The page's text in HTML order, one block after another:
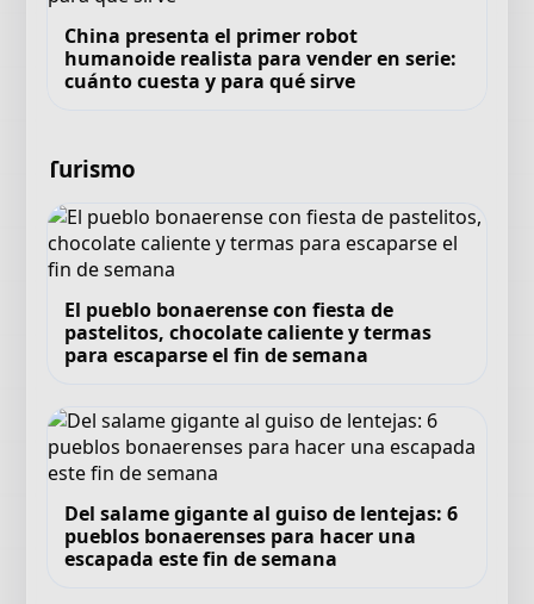
China presenta el primer robot
humanoide realista para vender en serie:
cuánto cuesta y para qué sirve
Turismo
El pueblo bonaerense con fiesta de
pastelitos, chocolate caliente y termas
para escaparse el fin de semana
Del salame gigante al guiso de lentejas: 6
pueblos bonaerenses para hacer una
escapada este fin de semana